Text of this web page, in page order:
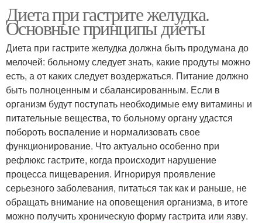
Диета при гастрите желудка.
Основные принципы диеты
Диета при гастрите желудка должна быть продумана до
мелочей: больному следует знать, какие продуты можно
есть, а от каких следует воздержаться. Питание должно
быть полноценным и сбалансированным. Если в
организм будут поступать необходимые ему витамины и
питательные вещества, то больному органу удастся
побороть воспаление и нормализовать свое
функционирование. Что актуально особенно при
рефлюкс гастрите, когда происходит нарушение
процесса пищеварения. Игнорируя проявление
серьезного заболевания, питаться так как и раньше, не
обращать внимание на оповещения организма, в итоге
можно получить хроническую форму гастрита или язву.